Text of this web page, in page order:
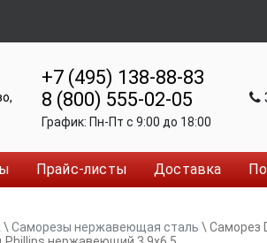
,
+7 (495) 138-88-83
8 (800) 555-02-05
График: Пн-Пт c 9:00 до 18:00
Прайс-листы Доставка
\ Саморезы нержавеющая сталь \ Саморез